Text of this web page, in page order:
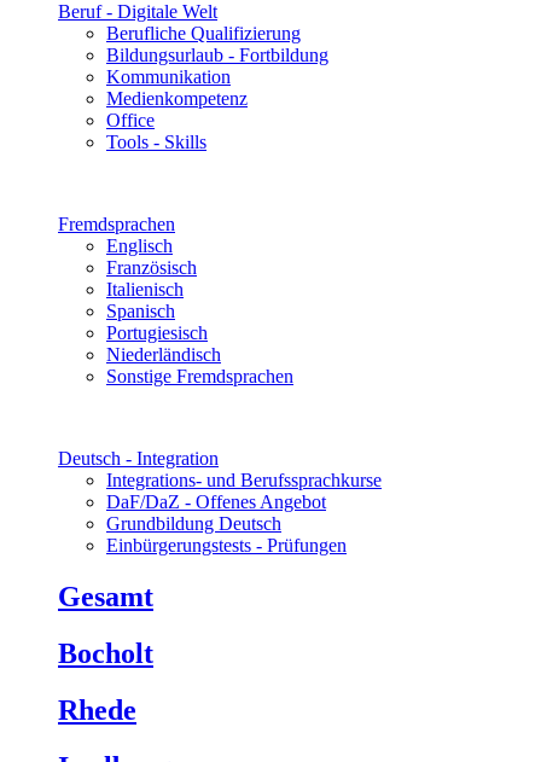
Beruf - Digitale Welt
Berufliche Qualifizierung
Bildungsurlaub - Fortbildung
Kommunikation
Medienkompetenz
Office
Tools - Skills
Fremdsprachen
Englisch
Französisch
Italienisch
Spanisch
Portugiesisch
Niederländisch
Sonstige Fremdsprachen
Deutsch - Integration
Integrations- und Berufssprachkurse
DaF/DaZ - Offenes Angebot
Grundbildung Deutsch
Einbürgerungstests - Prüfungen
Gesamt
Bocholt
Rhede